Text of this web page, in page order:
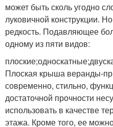
может быть сколь угодно
луковичной конструкции.
редкость. Подавляющее
одному из пяти видов:
Плоская крыша веранды-
современно, стильно,
достаточной прочности
использовать в качестве
этажа. Кроме того, ее